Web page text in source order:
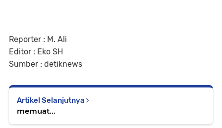
Reporter : M. Ali
Editor : Eko SH
Sumber : detiknews
Artikel Selanjutnya
memuat...